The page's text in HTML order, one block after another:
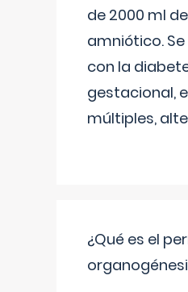
de 2000 ml
amniótico.
con la
gestacional,
múltiples,
¿Qué es el